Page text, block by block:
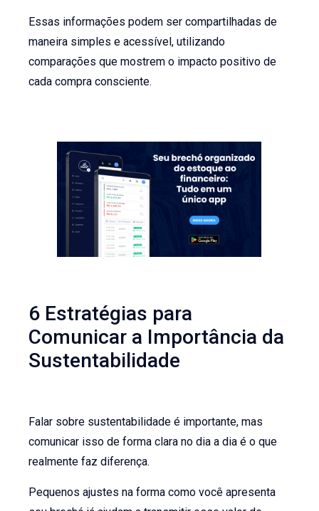
Essas informações podem ser compartilhadas de
maneira simples e acessível, utilizando
comparações que mostrem o impacto positivo de
cada compra consciente.
6 Estratégias para
Comunicar a Importância da
Sustentabilidade
Falar sobre sustentabilidade é importante, mas
comunicar isso de forma clara no dia a dia é o que
realmente faz diferença.
Pequenos ajustes na forma como você apresenta